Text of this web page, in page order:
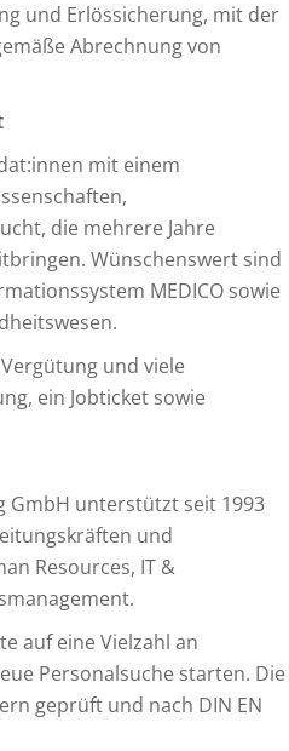
und Erlössicherung, mit der
Abrechnung von
mit einem
die mehrere Jahre
Wünschenswert sind
MEDICO sowie
und viele
ein Jobticket sowie
GmbH unterstützt seit 1993
und
Resources, IT &
auf eine Vielzahl an
Personalsuche starten. Die
geprüft und nach DIN EN